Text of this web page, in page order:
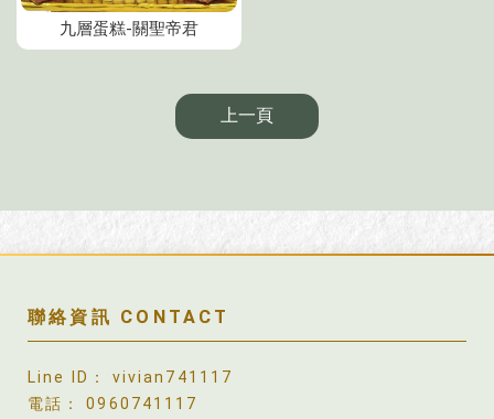
九層蛋糕-關聖帝君
上一頁
vivian741117
0960741117